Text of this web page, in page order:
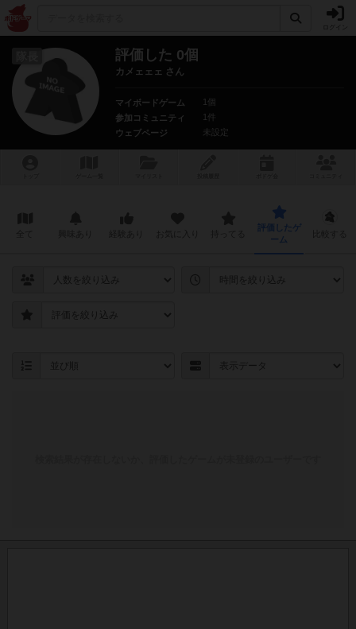
評価した 0個
カメェェェ さん
マイボードゲーム
1個
参加コミュニティ
1件
ウェブページ
未設定
評価したゲ
ーム